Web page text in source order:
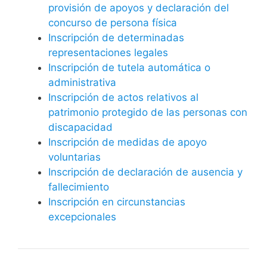
provisión de apoyos y declaración del
concurso de persona física
Inscripción de determinadas
representaciones legales
Inscripción de tutela automática o
administrativa
Inscripción de actos relativos al
patrimonio protegido de las personas con
discapacidad
Inscripción de medidas de apoyo
voluntarias
Inscripción de declaración de ausencia y
fallecimiento
Inscripción en circunstancias
excepcionales